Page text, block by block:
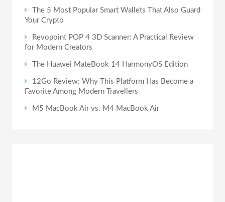
The 5 Most Popular Smart Wallets That Also Guard
Your Crypto
Revopoint POP 4 3D Scanner: A Practical Review
for Modern Creators
The Huawei MateBook 14 HarmonyOS Edition
12Go Review: Why This Platform Has Become a
Favorite Among Modern Travellers
M5 MacBook Air vs. M4 MacBook Air